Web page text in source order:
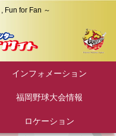
Fun for Fan ～
インフォメーション
福岡野球大会情報
ロケーション